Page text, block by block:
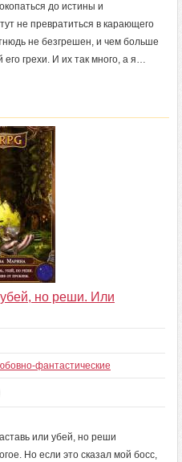
до истины и
не превратиться в карающего
не безгрешен, и чем больше
грехи. И их так много, а я…
убей, но реши. Или
фантастические
или убей, но реши
Но если это сказал мой босс,